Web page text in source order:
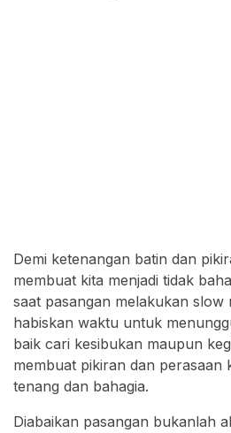
Demi ketenangan batin dan
membuat kita menjadi tidak
saat pasangan melakukan slow
habiskan waktu untuk
baik cari kesibukan maupun
membuat pikiran dan perasaan
tenang dan bahagia.
Diabaikan pasangan bukanlah